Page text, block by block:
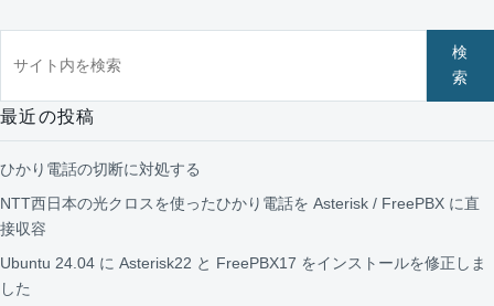
検
索
最近の投稿
ひかり電話の切断に対処する
NTT西日本の光クロスを使ったひかり電話を Asterisk / FreePBX に直
接収容
Ubuntu 24.04 に Asterisk22 と FreePBX17 をインストールを修正しま
した